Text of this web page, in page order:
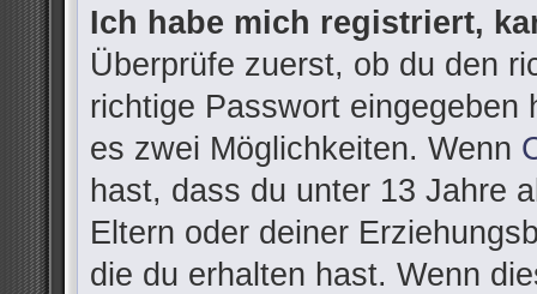
Ich habe mich registriert,
Überprüfe zuerst, ob du den
richtige Passwort eingegeben
es zwei Möglichkeiten. Wenn
hast, dass du unter 13 Jahre
Eltern oder deiner
die du erhalten hast. Wenn